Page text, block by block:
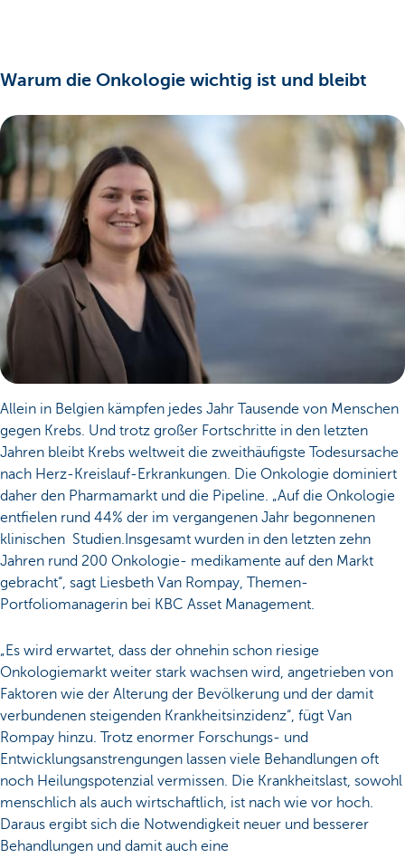
Warum die Onkologie wichtig ist und bleibt
Allein in Belgien kämpfen jedes Jahr Tausende von Menschen
gegen Krebs. Und trotz großer Fortschritte in den letzten
Jahren bleibt Krebs weltweit die zweithäufigste Todesursache
nach Herz-Kreislauf-Erkrankungen. Die Onkologie dominiert
daher den Pharmamarkt und die Pipeline. „Auf die Onkologie
entfielen rund 44% der im vergangenen Jahr begonnenen
klinischen Studien.Insgesamt wurden in den letzten zehn
Jahren rund 200 Onkologie- medikamente auf den Markt
gebracht“, sagt Liesbeth Van Rompay, Themen-
Portfoliomanagerin bei KBC Asset Management.
„Es wird erwartet, dass der ohnehin schon riesige
Onkologiemarkt weiter stark wachsen wird, angetrieben von
Faktoren wie der Alterung der Bevölkerung und der damit
verbundenen steigenden Krankheitsinzidenz“, fügt Van
Rompay hinzu. Trotz enormer Forschungs- und
Entwicklungsanstrengungen lassen viele Behandlungen oft
noch Heilungspotenzial vermissen. Die Krankheitslast, sowohl
menschlich als auch wirtschaftlich, ist nach wie vor hoch.
Daraus ergibt sich die Notwendigkeit neuer und besserer
Behandlungen und damit auch eine